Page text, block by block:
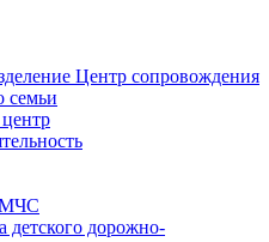
Центр сопровождения
семьи
МЧС
детского дорожно-